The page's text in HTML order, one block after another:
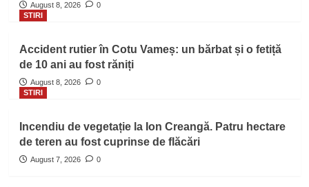
August 8, 2026
0
STIRI
Accident rutier în Cotu Vameș: un bărbat și o fetiță
de 10 ani au fost răniți
August 8, 2026
0
STIRI
Incendiu de vegetație la Ion Creangă. Patru hectare
de teren au fost cuprinse de flăcări
August 7, 2026 0